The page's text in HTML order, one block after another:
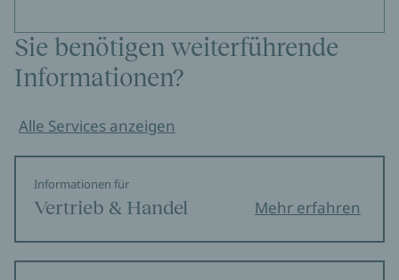
Sie benötigen weiterführende
Informationen?
Alle Services anzeigen
Informationen für
Vertrieb & Handel Mehr erfahren